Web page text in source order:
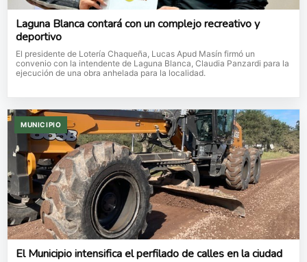
Laguna Blanca contará con un complejo recreativo y
deportivo
El presidente de Lotería Chaqueña, Lucas Apud Masín firmó un
convenio con la intendente de Laguna Blanca, Claudia Panzardi para la
ejecución de una obra anhelada para la localidad.
MUNICIPIO
El Municipio intensifica el perfilado de calles en la ciudad